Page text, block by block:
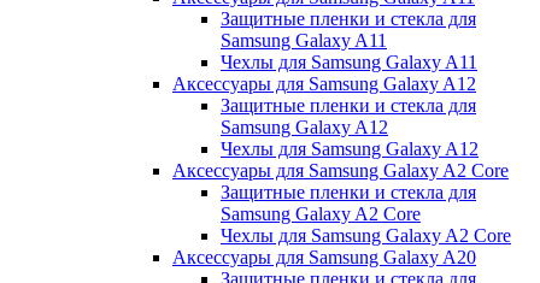
Защитные пленки и стекла для
Samsung Galaxy A11
Чехлы для Samsung Galaxy A11
Аксессуары для Samsung Galaxy A12
Защитные пленки и стекла для
Samsung Galaxy A12
Чехлы для Samsung Galaxy A12
Аксессуары для Samsung Galaxy A2 Core
Защитные пленки и стекла для
Samsung Galaxy A2 Core
Чехлы для Samsung Galaxy A2 Core
Аксессуары для Samsung Galaxy A20
Защитные пленки и стекла для